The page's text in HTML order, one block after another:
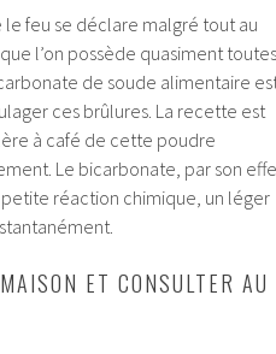
le feu se déclare malgré tout au
l’on possède quasiment toutes
de soude alimentaire
ces brûlures. La recette est
à café de cette poudre
Le bicarbonate, par son
réaction chimique, un léger
ET CONSULTER AU